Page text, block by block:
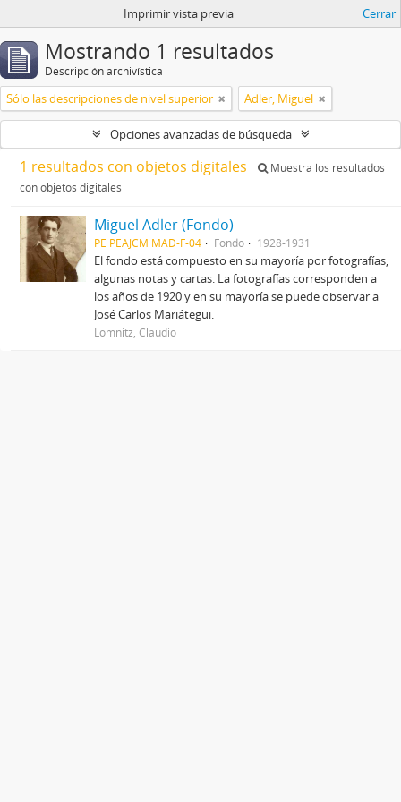
Imprimir vista previa Cerrar
Mostrando 1 resultados
Descripción archivística
Sólo las descripciones de nivel superior Adler, Miguel
Opciones avanzadas de búsqueda
1 resultados con objetos digitales
Muestra los resultados
con objetos digitales
Miguel Adler (Fondo)
PE PEAJCM MAD-F-04 Fondo 1928-1931
El fondo está compuesto en su mayoría por fotografías,
algunas notas y cartas. La fotografías corresponden a
los años de 1920 y en su mayoría se puede observar a
José Carlos Mariátegui.
Lomnitz, Claudio